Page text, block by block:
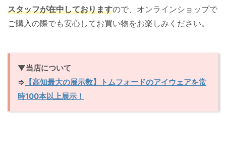
スタッフが在中しておりますので、オンラインショップで
ご購入の際でも安心してお買い物をお楽しみください。
▼当店について
⇒ 【高知最大の展示数】トムフォードのアイウェアを常
時100本以上展示！